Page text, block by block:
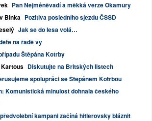
Pan Nejméněvadí a měkká verze Okamury
Binka Pozitiva posledního sjezdu ČSSD
Jak se do lesa volá…
na řadě vy
Štěpána Kotrby
Diskutujte na Britských listech
spolupráci se Štěpánem Kotrbou
Komunistická minulost dohnala českého
kampani začíná hitlerovsky bláznit